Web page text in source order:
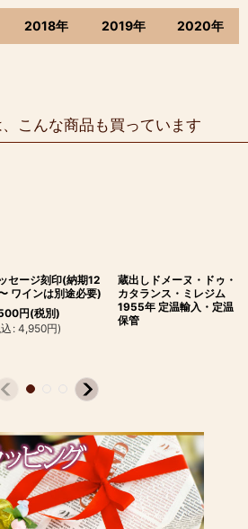
2018年 2019年 2020年
こんな商品も買っています
セージ刻印(納期12
ワインは別途必要)
円(税別)
: 4,950円)
蔵出しドメーヌ・ドゥ・
カタランス・ミレジム
1955年 定温輸入・定温
保管